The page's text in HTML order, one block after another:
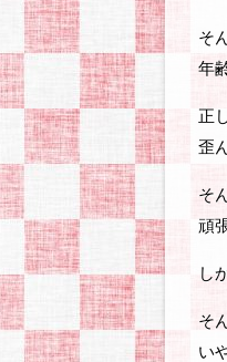
そ
年
正
歪
そ
頑
し
そ
い